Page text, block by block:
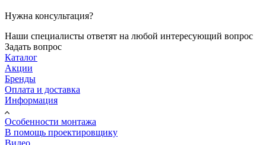
Нужна консультация?
Наши специалисты ответят на любой интересующий вопрос
Задать вопрос
Каталог
Акции
Бренды
Оплата и доставка
Информация
Особенности монтажа
В помощь проектировщику
Видео